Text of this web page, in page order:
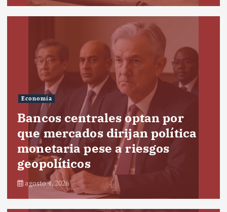
Economía
Bancos centrales optan por
que mercados dirijan política
monetaria pese a riesgos
geopolíticos
agosto 4, 2026